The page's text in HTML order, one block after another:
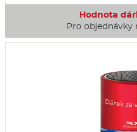
Hodnota
Pro objednávky